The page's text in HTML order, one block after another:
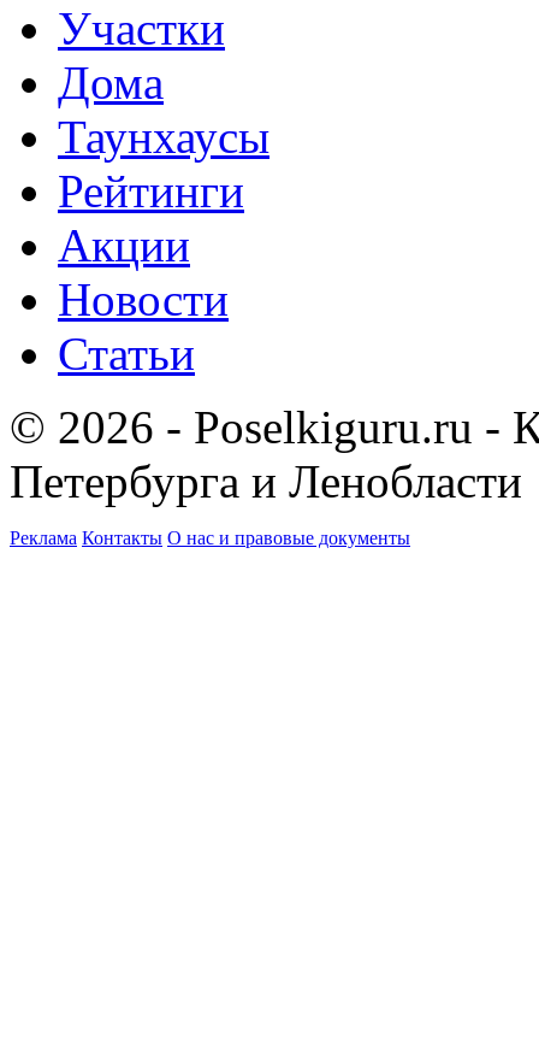
Участки
Дома
Таунхаусы
Рейтинги
Акции
Новости
Статьи
© 2026 - Poselkiguru.ru -
Петербурга и Ленобласти
Реклама Контакты О нас и правовые документы